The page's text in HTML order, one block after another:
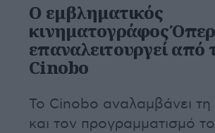
Ο εμβληματικός
κινηματογράφος
επαναλειτουργεί από
Cinobo
Το Cinobo αναλαμβάνει τη
και τον προγραμματισμό